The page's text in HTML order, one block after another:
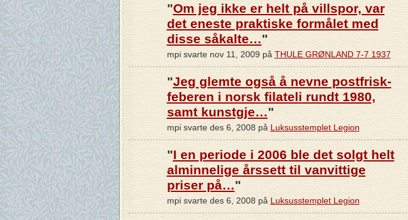
"Om jeg ikke er helt på villspor, var
det eneste praktiske formålet med
disse såkalte…"
mpi svarte nov 11, 2009 på THULE GRØNLAND 7-7 1937
"Jeg glemte også å nevne postfrisk-
feberen i norsk filateli rundt 1980,
samt kunstgje…"
mpi svarte des 6, 2008 på Luksusstemplet Legion
"I en periode i 2006 ble det solgt helt
alminnelige årssett til vanvittige
priser på…"
mpi svarte des 6, 2008 på Luksusstemplet Legion